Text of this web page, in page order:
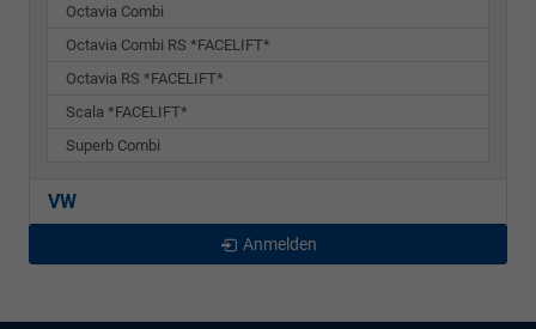
Octavia Combi
Octavia Combi RS *FACELIFT*
Octavia RS *FACELIFT*
Scala *FACELIFT*
Superb Combi
VW
Anmelden